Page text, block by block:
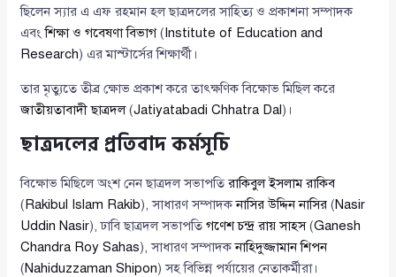
ছিলেন স্যার এ এফ রহমান হল ছাত্রদলের সাহিত্য ও প্রকাশনা সম্পাদক
এবংশিক্ষা ও গবেষণা বিভাগ( Institute of Education and
Research) এর মাস্টার্সের শিক্ষার্থী।
তার মৃত্যুতে তীব্র ক্ষোভ প্রকাশ করে তাৎক্ষণিক বিক্ষোভ মিছিল করে
জাতীয়তাবাদী ছাত্রদল(Jatiyatabadi Chhatra Dal )।
ছাত্রদলের প্রতিবাদ কর্মসূচি
বিক্ষোভ মিছিলে অংশ নেন ছাত্রদল সভাপতিরাকিবুল ইসলাম রাকিব
( Rakibul Islam Rakib), সাধারণ সম্পাদকনাসির উদ্দিন নাসির (Nasir
Uddin Nasir), ঢাবি ছাত্রদল সভাপতিগণেশ চন্দ্র রায় সাহস(Ganesh
Chandra Roy Sahas), সাধারণ সম্পাদকনাহিদুজ্জামান শিপন
(Nahiduzzaman Shipon) সহ বিভিন্ন পর্যায়ের নেতাকর্মীরা।